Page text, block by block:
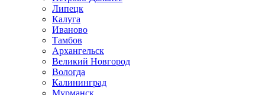
Липецк
Калуга
Иваново
Тамбов
Архангельск
Великий Новгород
Вологда
Калининград
Мурманск